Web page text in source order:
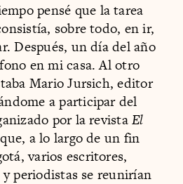
pensé que la tarea
sobre todo, en ir,
Después, un día del año
en mi casa. Al otro
Mario Jursich, editor
a participar del
por la revistaEl
a lo largo de un fin
varios escritores,
periodistas se reunirían